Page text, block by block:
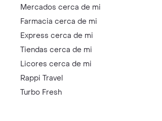
Mercados cerca de mi
Farmacia cerca de mi
Express cerca de mi
Tiendas cerca de mi
Licores cerca de mi
Rappi Travel
Turbo Fresh